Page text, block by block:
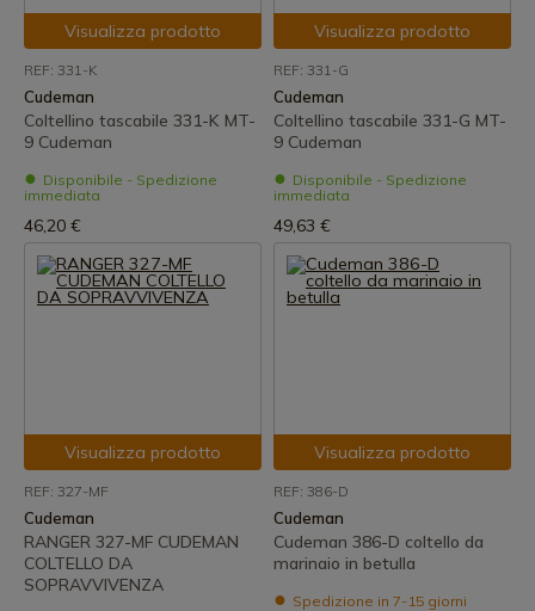
Visualizza prodotto
REF: 331-K
Cudeman
Coltellino tascabile 331-K MT-
9 Cudeman
Disponibile - Spedizione
immediata
46,20 €
Visualizza prodotto
REF: 331-G
Cudeman
Coltellino tascabile 331-G MT-
9 Cudeman
Disponibile - Spedizione
immediata
49,63 €
Visualizza prodotto
REF: 327-MF
Cudeman
RANGER 327-MF CUDEMAN
COLTELLO DA
SOPRAVVIVENZA
Visualizza prodotto
REF: 386-D
Cudeman
Cudeman 386-D coltello da
marinaio in betulla
Spedizione in 7-15 giorni